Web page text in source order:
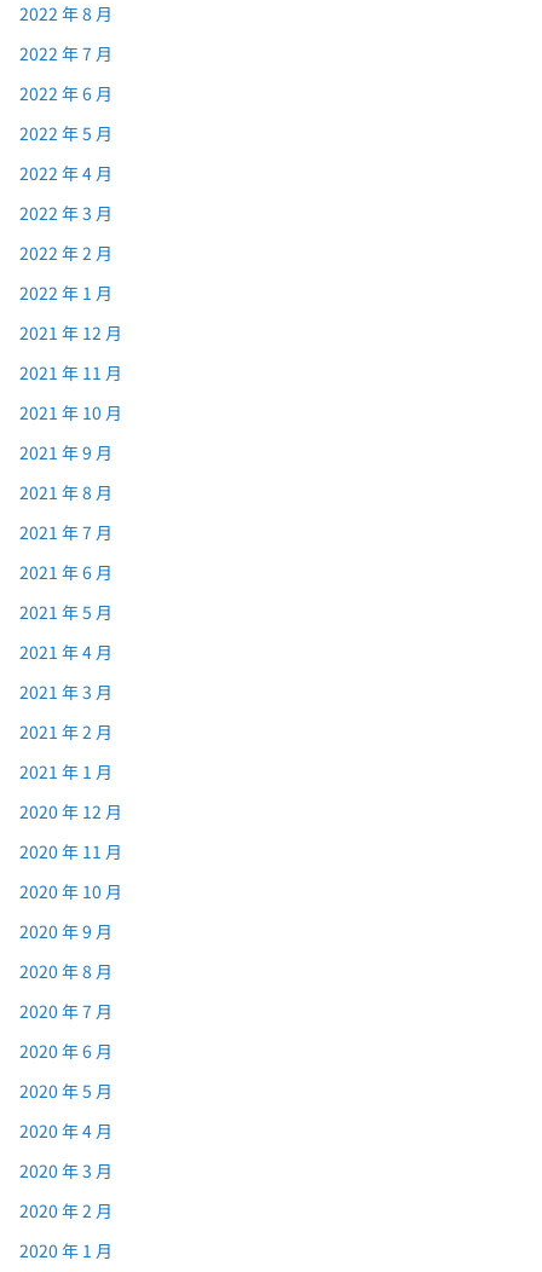
2022 年 8 月
2022 年 7 月
2022 年 6 月
2022 年 5 月
2022 年 4 月
2022 年 3 月
2022 年 2 月
2022 年 1 月
2021 年 12 月
2021 年 11 月
2021 年 10 月
2021 年 9 月
2021 年 8 月
2021 年 7 月
2021 年 6 月
2021 年 5 月
2021 年 4 月
2021 年 3 月
2021 年 2 月
2021 年 1 月
2020 年 12 月
2020 年 11 月
2020 年 10 月
2020 年 9 月
2020 年 8 月
2020 年 7 月
2020 年 6 月
2020 年 5 月
2020 年 4 月
2020 年 3 月
2020 年 2 月
2020 年 1 月